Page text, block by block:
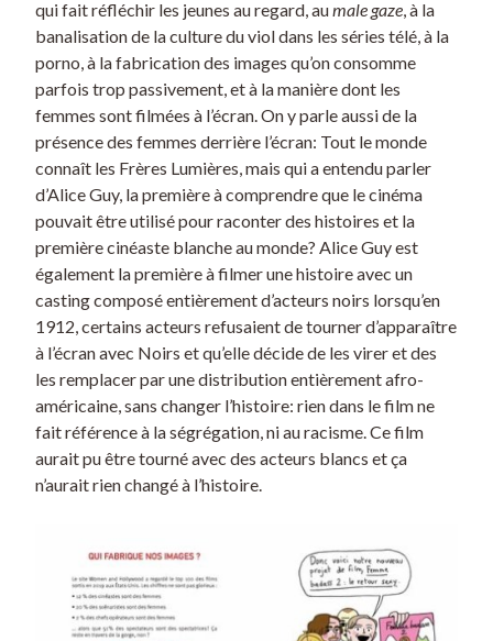
qui fait réfléchir les jeunes au regard, aumale gaze , à la
banalisation de la culture du viol dans les séries télé, à la
porno, à la fabrication des images qu’on consomme
parfois trop passivement, et à la manière dont les
femmes sont filmées à l’écran. On y parle aussi de la
présence des femmes derrière l’écran: Tout le monde
connaît les Frères Lumières, mais qui a entendu parler
d’Alice Guy, la première à comprendre que le cinéma
pouvait être utilisé pour raconter des histoires et la
première cinéaste blanche au monde? Alice Guy est
également la première à filmer une histoire avec un
casting composé entièrement d’acteurs noirs lorsqu’en
1912, certains acteurs refusaient de tourner d’apparaître
à l’écran avec Noirs et qu’elle décide de les virer et des
les remplacer par une distribution entièrement afro-
américaine, sans changer l’histoire: rien dans le film ne
fait référence à la ségrégation, ni au racisme. Ce film
aurait pu être tourné avec des acteurs blancs et ça
n’aurait rien changé à l’histoire.